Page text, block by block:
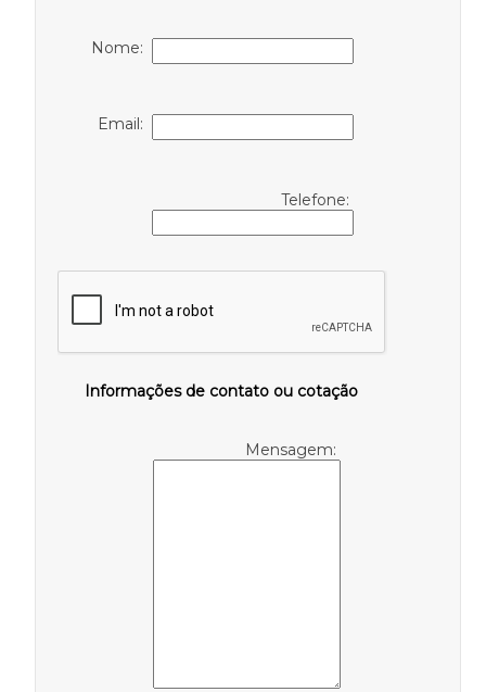
Nome:
Email:
Telefone:
Informações de contato ou cotação
Mensagem: